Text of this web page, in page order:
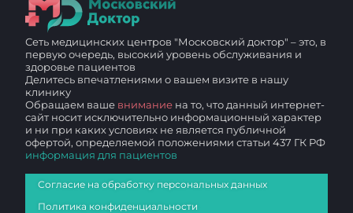
Сеть медицинских центров "Московский доктор" – это, в
первую очередь, высокий уровень обслуживания и
здоровье пациентов
Делитесь впечатлениями о вашем визите в нашу
клинику
Обращаем ваше внимание на то, что данный интернет-
сайт носит исключительно информационный характер
и ни при каких условиях не является публичной
офертой, определяемой положениями статьи 437 ГК РФ
информация для пациентов
Согласие на обработку персональных данных
Политика конфиденциальности